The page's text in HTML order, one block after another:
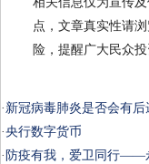
点，文章真实性请
险，提醒广大民众投
· 新冠病毒肺炎是否会有
·央行数字货币
· 防疫有我，爱卫同行——